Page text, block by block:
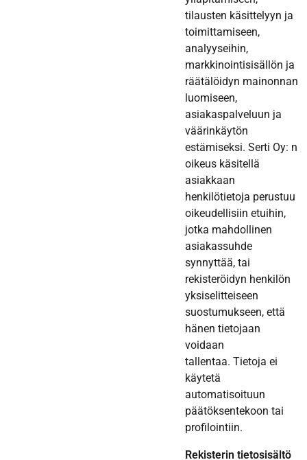
tilausten käsittelyyn ja
toimittamiseen,
analyyseihin,
markkinointisisällön ja
räätälöidyn mainonnan
luomiseen,
asiakaspalveluun ja
väärinkäytön
estämiseksi. Serti Oy: n
oikeus käsitellä
asiakkaan
henkilötietoja perustuu
oikeudellisiin etuihin,
jotka mahdollinen
asiakassuhde
synnyttää, tai
rekisteröidyn henkilön
yksiselitteiseen
suostumukseen, että
hänen tietojaan
voidaan
tallentaa. Tietoja ei
käytetä
automatisoituun
päätöksentekoon tai
profilointiin.
Rekisterin tietosisältö